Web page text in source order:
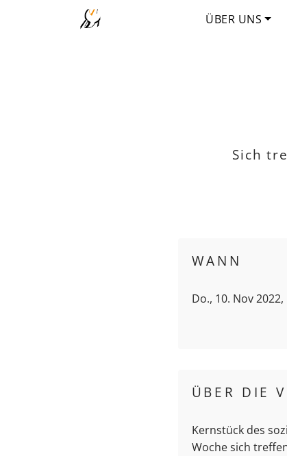
ÜBER UNS
Sich
WANN
Do., 10. Nov
ÜBER DIE
Kernstück des
Woche sich